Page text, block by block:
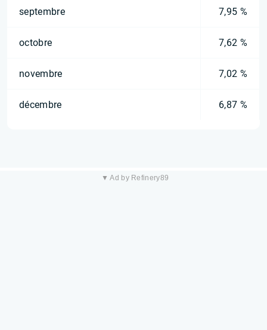
septembre 7,95 %
octobre 7,62 %
novembre 7,02 %
décembre 6,87 %
▼ Ad by Refinery89